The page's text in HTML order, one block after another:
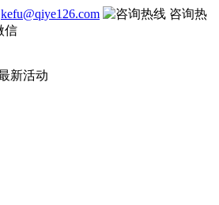
kefu@qiye126.com
咨询热
新活动